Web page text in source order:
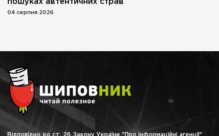
пошуках автентичних страв
04 серпня 2026